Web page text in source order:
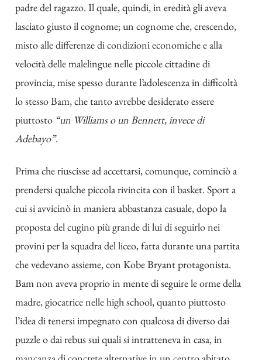
padre del ragazzo. Il quale, quindi, in eredità gli aveva
lasciato giusto il cognome; un cognome che, crescendo,
misto alle differenze di condizioni economiche e alla
velocità delle malelingue nelle piccole cittadine di
provincia, mise spesso durante l’adolescenza in difficoltà
lo stesso Bam, che tanto avrebbe desiderato essere
piuttosto “un Williams o un Bennett, invece di
Adebayo”.
Prima che riuscisse ad accettarsi, comunque, cominciò a
prendersi qualche piccola rivincita con il basket. Sport a
cui si avvicinò in maniera abbastanza casuale, dopo la
proposta del cugino più grande di lui di seguirlo nei
provini per la squadra del liceo, fatta durante una partita
che vedevano assieme, con Kobe Bryant protagonista.
Bam non aveva proprio in mente di seguire le orme della
madre, giocatrice nelle high school, quanto piuttosto
l’idea di tenersi impegnato con qualcosa di diverso dai
puzzle o dai rebus sui quali si intratteneva in casa, in